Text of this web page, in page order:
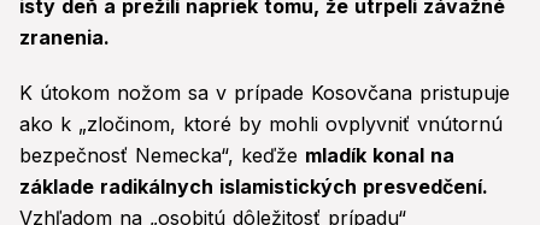
istý deň a prežili napriek tomu, že utrpeli závažné
zranenia.
K útokom nožom sa v prípade Kosovčana pristupuje
ako k „zločinom, ktoré by mohli ovplyvniť vnútornú
bezpečnosť Nemecka“, keďže mladík konal na
základe radikálnych islamistických presvedčení.
Vzhľadom na „osobitú dôležitosť prípadu“